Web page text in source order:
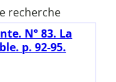
recherche
N° 83. La
p. 92-95.